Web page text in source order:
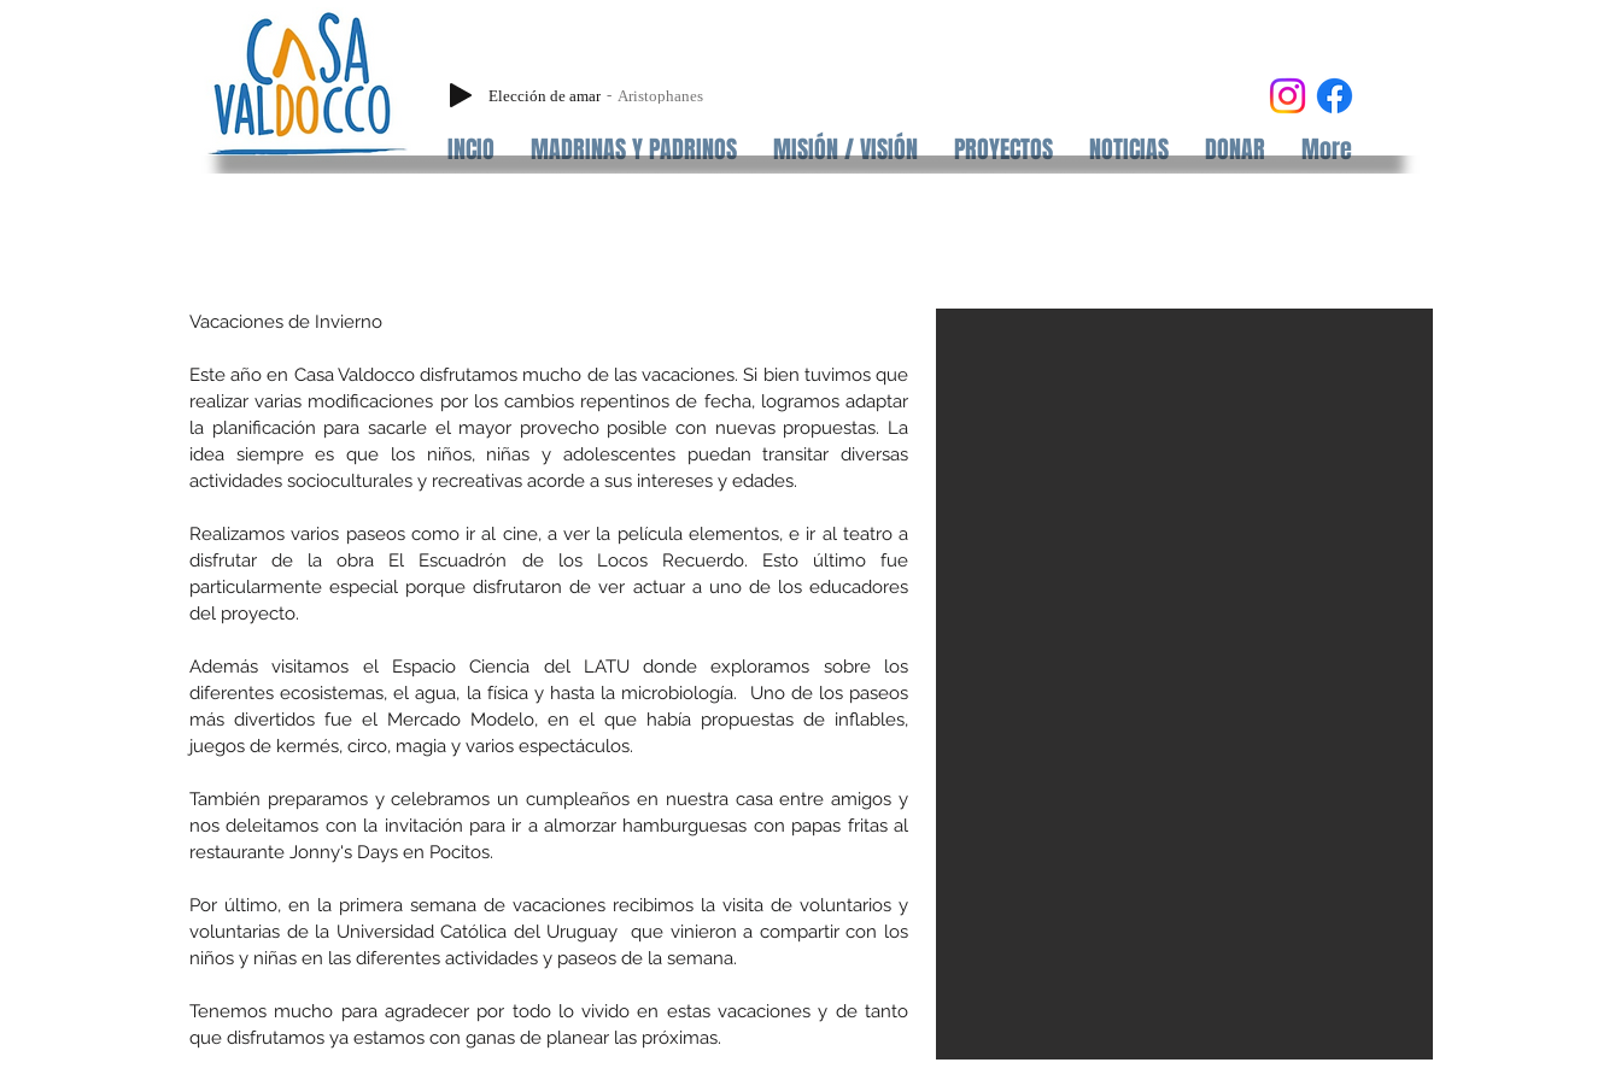
Elección de amar Aristophanes
INCIO MADRINAS Y PADRINOS MISIÓN / VISIÓN PROYECTOS NOTICIAS DONAR More
Vacaciones de Invierno
Este año en Casa Valdocco disfrutamos mucho de las vacaciones. Si bien tuvimos que
realizar varias modificaciones por los cambios repentinos de fecha, logramos adaptar
la planificación para sacarle el mayor provecho posible con nuevas propuestas. La
idea siempre es que los niños, niñas y adolescentes puedan transitar diversas
actividades socioculturales y recreativas acorde a sus intereses y edades.
Realizamos varios paseos como ir al cine, a ver la película elementos, e ir al teatro a
disfrutar de la obra El Escuadrón de los Locos Recuerdo. Esto último fue
particularmente especial porque disfrutaron de ver actuar a uno de los educadores
del proyecto.
Además visitamos el Espacio Ciencia del LATU donde exploramos sobre los
diferentes ecosistemas, el agua, la física y hasta la microbiología. Uno de los paseos
más divertidos fue el Mercado Modelo, en el que había propuestas de inflables,
juegos de kermés, circo, magia y varios espectáculos.
También preparamos y celebramos un cumpleaños en nuestra casa entre amigos y
nos deleitamos con la invitación para ir a almorzar hamburguesas con papas fritas al
restaurante Jonny's Days en Pocitos.
Por último, en la primera semana de vacaciones recibimos la visita de voluntarios y
voluntarias de la Universidad Católica del Uruguay que vinieron a compartir con los
niños y niñas en las diferentes actividades y paseos de la semana.
Tenemos mucho para agradecer por todo lo vivido en estas vacaciones y de tanto
que disfrutamos ya estamos con ganas de planear las próximas.